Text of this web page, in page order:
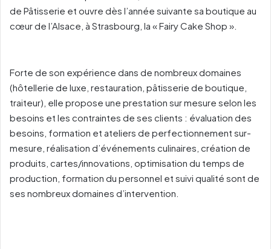
de Pâtisserie et ouvre dès l’année suivante sa boutique au
cœur de l’Alsace, à Strasbourg, la « Fairy Cake Shop ».
Forte de son expérience dans de nombreux domaines
(hôtellerie de luxe, restauration, pâtisserie de boutique,
traiteur), elle propose une prestation sur mesure selon les
besoins et les contraintes de ses clients : évaluation des
besoins, formation et ateliers de perfectionnement sur-
mesure, réalisation d’événements culinaires, création de
produits, cartes/innovations, optimisation du temps de
production, formation du personnel et suivi qualité sont de
ses nombreux domaines d’intervention.